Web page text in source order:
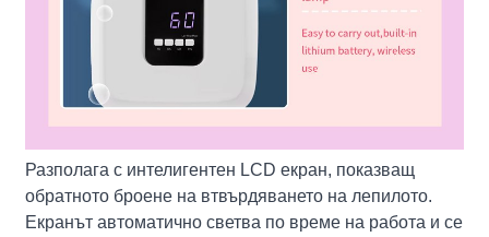
Разполага с интелигентен LCD екран, показващ
обратното броене на втвърдяването на лепилото.
Екранът автоматично светва по време на работа и се